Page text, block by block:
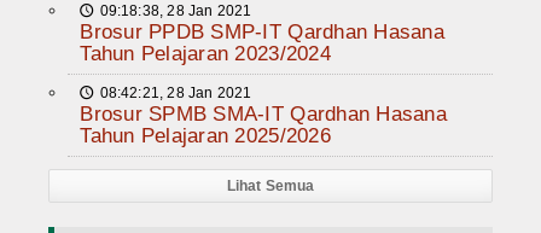
🕔 09:18:38, 28 Jan 2021
Brosur PPDB SMP-IT Qardhan Hasana
Tahun Pelajaran 2023/2024
🕔 08:42:21, 28 Jan 2021
Brosur SPMB SMA-IT Qardhan Hasana
Tahun Pelajaran 2025/2026
Lihat Semua